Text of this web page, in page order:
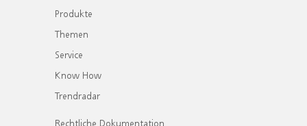
Produkte
Themen
Service
Know How
Trendradar
Rechtliche Dokumentation